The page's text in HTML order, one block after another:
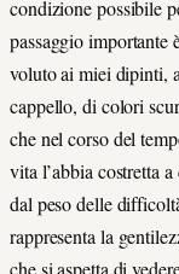
condizione possibile
passaggio importante
voluto ai miei dipinti,
cappello, di colori
che nel corso del
vita l’abbia costretta
dal peso delle
rappresenta la